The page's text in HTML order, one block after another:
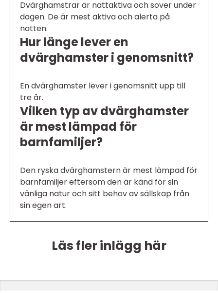
Dvärghamstrar är nattaktiva och sover under
dagen. De är mest aktiva och alerta på
natten.
Hur länge lever en
dvärghamster i genomsnitt?
En dvärghamster lever i genomsnitt upp till
tre år.
Vilken typ av dvärghamster
är mest lämpad för
barnfamiljer?
Den ryska dvärghamstern är mest lämpad för
barnfamiljer eftersom den är känd för sin
vänliga natur och sitt behov av sällskap från
sin egen art.
Läs fler inlägg här